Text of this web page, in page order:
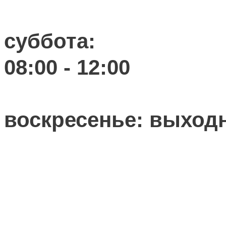
суббота:
08:00 - 12:00
воскресенье: